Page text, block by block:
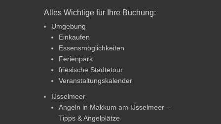
Alles Wichtige für Ihre Buchung:
Umgebung
Einkaufen
Essensmöglichkeiten
Ferienpark
friesische Städtetour
Veranstaltungskalender
IJsselmeer
Angeln in Makkum am IJsselmeer –
Tipps & Angelplätze